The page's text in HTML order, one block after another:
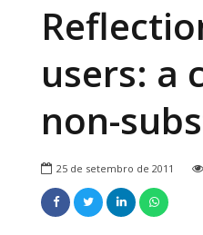
users: a
non-
25 de setembro de 2011